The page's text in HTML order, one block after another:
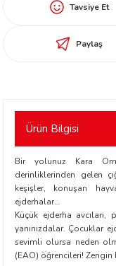
Tavsiye Et
Paylaş
Ürün Bilgisi
Bir yolunuz Kara
derinliklerinden gelen
keşişler, konuşan
ejderhalar…
Küçük ejderha avcıları,
yanınızdalar. Çocuklar
sevimli olursa neden
(EAO) öğrencileri! Zengin